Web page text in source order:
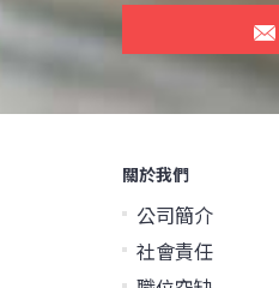
關於我們
公司簡介
社會責任